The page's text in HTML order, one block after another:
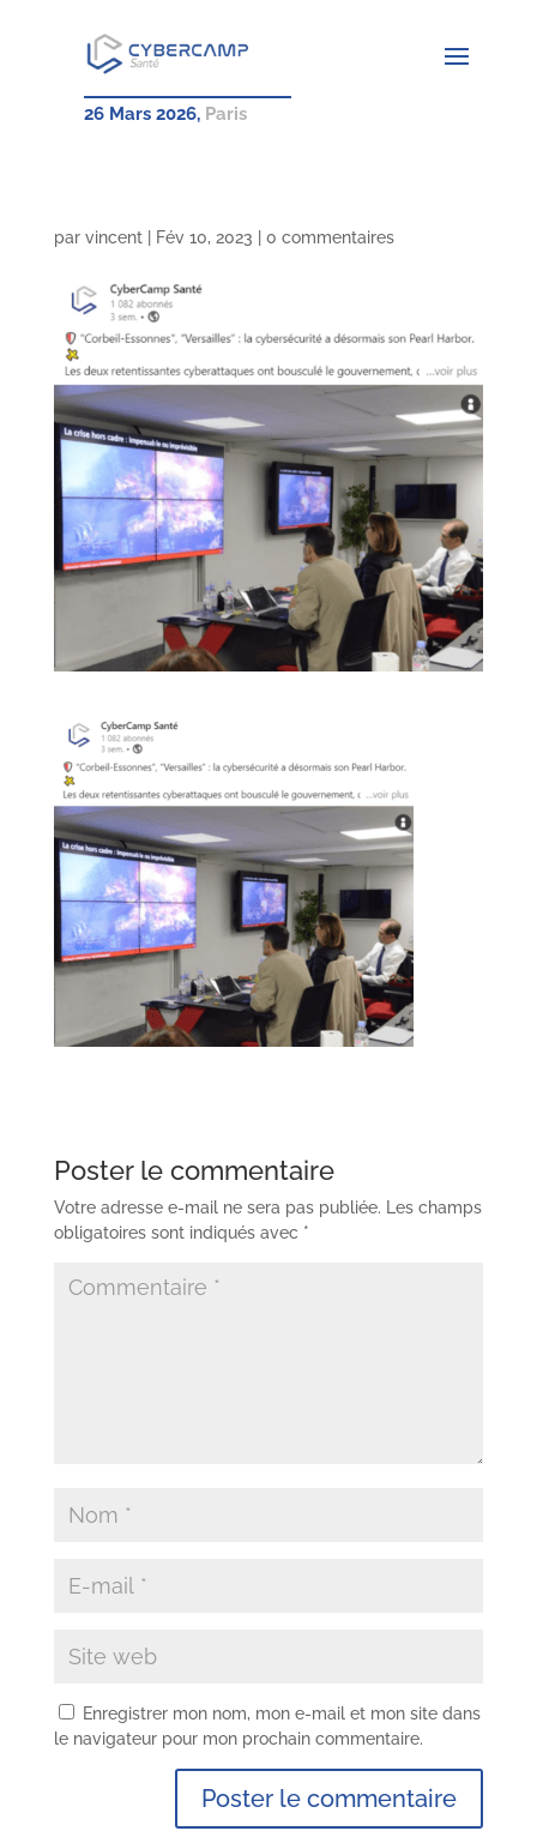
26 Mars 2026, Paris
par vincent| Fév 10, 2023 0 commentaires
Poster le commentaire
Votre adresse e-mail ne sera pas publiée. Les champs
obligatoires sont indiqués avec *
Enregistrer mon nom, mon e-mail et mon site dans
le navigateur pour mon prochain commentaire.